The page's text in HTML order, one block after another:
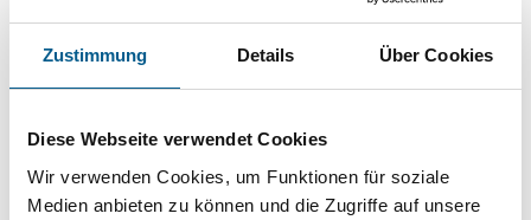
Zustimmung Details Über Cookies
Diese Webseite verwendet Cookies
Wir verwenden Cookies, um Funktionen für soziale
Medien anbieten zu können und die Zugriffe auf unsere
Stiftungsdatenbank
Recherchieren Sie in unserer
Stiftungsdatenbank nach Themen, Kategorien,
Suchbegriffen und Orten. Bei der Suche bitte